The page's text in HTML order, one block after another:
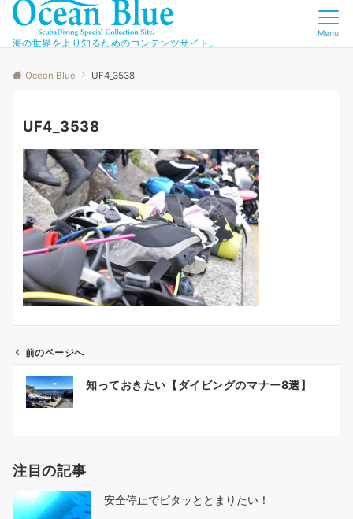
海の世界をより知るためのコンテンツサイト。
Menu
Ocean Blue UF4_3538
UF4_3538
ビ
ー
シ
ョ
前のページへ
知っておきたい【ダイビングのマナー8選】
注目の記事
安全停止でピタッととまりたい！